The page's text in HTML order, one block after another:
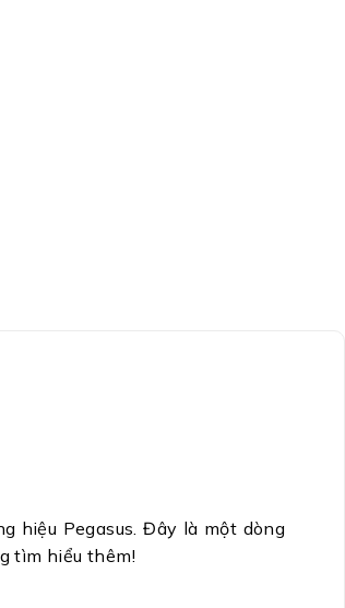
hiệu Pegasus. Đây là một dòng
tìm hiểu thêm!